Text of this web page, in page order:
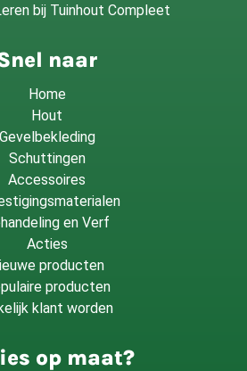
bij Tuinhout Compleet
naar
Home
Hout
Gevelbekleding
Schuttingen
Accessoires
en Verf
Acties
producten
producten
klant worden
op maat?